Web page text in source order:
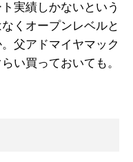
実績しかないという
くオープンレベルと
父アドマイヤマック
い買っておいても。